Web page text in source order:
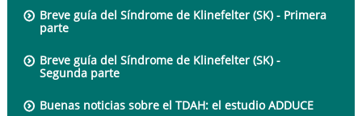
Breve guía del Síndrome de Klinefelter (SK) - Primera
parte
Breve guía del Síndrome de Klinefelter (SK) -
Segunda parte
Buenas noticias sobre el TDAH: el estudio ADDUCE